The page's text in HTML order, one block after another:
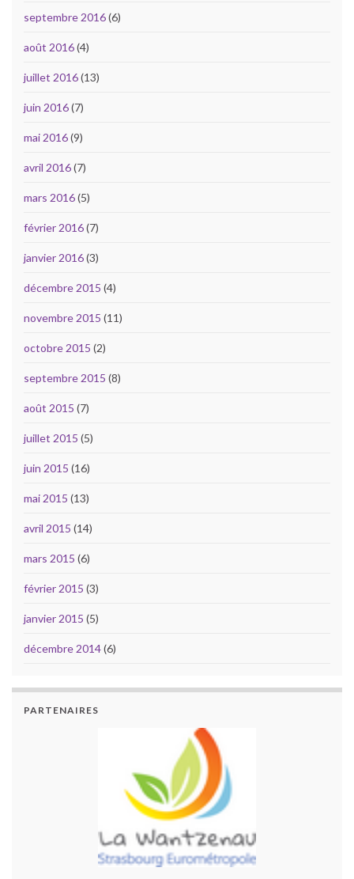
septembre 2016(6)
août 2016(4)
juillet 2016(13)
juin 2016(7)
mai 2016(9)
avril 2016(7)
mars 2016(5)
février 2016(7)
janvier 2016(3)
décembre 2015 (4)
novembre 2015 (11)
octobre 2015 (2)
septembre 2015 (8)
août 2015 (7)
juillet 2015 (5)
juin 2015 (16)
mai 2015 (13)
avril 2015 (14)
mars 2015 (6)
février 2015 (3)
janvier 2015 (5)
décembre 2014(6)
PARTENAIRES